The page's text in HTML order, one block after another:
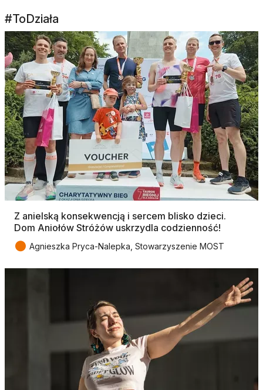
#ToDziała
Z anielską konsekwencją i sercem blisko dzieci.
Dom Aniołów Stróżów uskrzydla codzienność!
● Agnieszka Pryca-Nalepka, Stowarzyszenie MOST